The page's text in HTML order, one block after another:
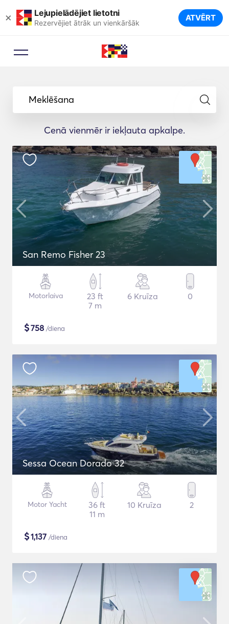
× Lejupielādējiet lietotni
Rezervējiet ātrāk un vienkāršāk ATVĒRT
Meklēšana
Cenā vienmēr ir iekļauta apkalpe.
San Remo Fisher 23
Motorlaiva
23 ft
7 m
6 Kruīza 0
$758 /diena
Sessa Ocean Dorado 32
Motor Yacht
36 ft
11 m
10 Kruīza 2
$1,137 /diena